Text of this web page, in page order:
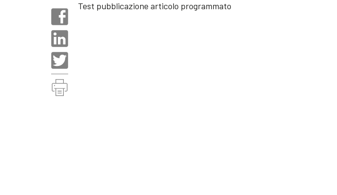
Test pubblicazione articolo programmato